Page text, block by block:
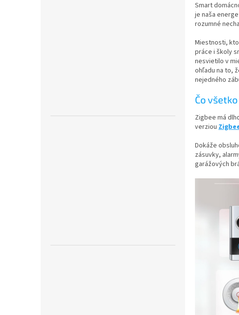
Smart
je naša
rozumné
Miestnosti,
práce i školy
nesvietilo v
ohľadu na to,
nejedného
Čo
Zigbee má
verziou
Dokáže
zásuvky,
garážových